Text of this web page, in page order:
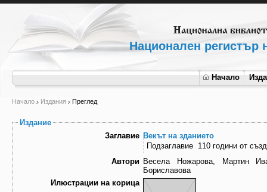
Национален регистър
Начало
Начало Издания Преглед
Издание
Заглавие Векът на зданието
Подзаглавие 110 години от
Автори Весела Ножарова, Мартин
Бориславова
Илюстрации на корица